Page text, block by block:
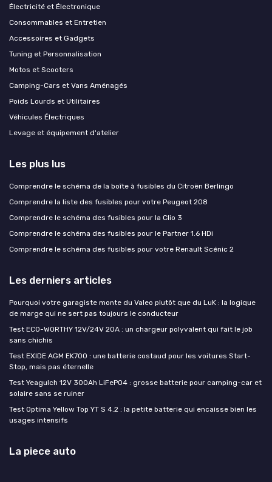
Électricité et Électronique
Consommables et Entretien
Accessoires et Gadgets
Tuning et Personnalisation
Motos et Scooters
Camping-Cars et Vans Aménagés
Poids Lourds et Utilitaires
Véhicules Électriques
Levage et équipement d'atelier
Les plus lus
Comprendre le schéma de la boîte à fusibles du Citroën Berlingo
Comprendre la liste des fusibles pour votre Peugeot 208
Comprendre le schéma des fusibles pour la Clio 3
Comprendre le schéma des fusibles pour le Partner 1.6 HDi
Comprendre le schéma des fusibles pour votre Renault Scénic 2
Les derniers articles
Pourquoi votre garagiste monte du Valeo plutôt que du LuK : la logique
de marge qui ne sert pas toujours le conducteur
Test ECO-WORTHY 12V/24V 20A : un chargeur polyvalent qui fait le job
sans chichis
Test EXIDE AGM EK700 : une batterie costaud pour les voitures Start-
Stop, mais pas éternelle
Test Yeagulch 12V 300Ah LiFePO4 : grosse batterie pour camping-car et
solaire sans se ruiner
Test Optima Yellow Top YT S 4.2 : la petite batterie qui encaisse bien les
usages intensifs
La piece auto